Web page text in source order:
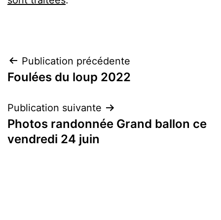
Navigation
de
l’article
Publication précédente
Foulées du loup 2022
Publication suivante
Photos randonnée Grand ballon ce
vendredi 24 juin